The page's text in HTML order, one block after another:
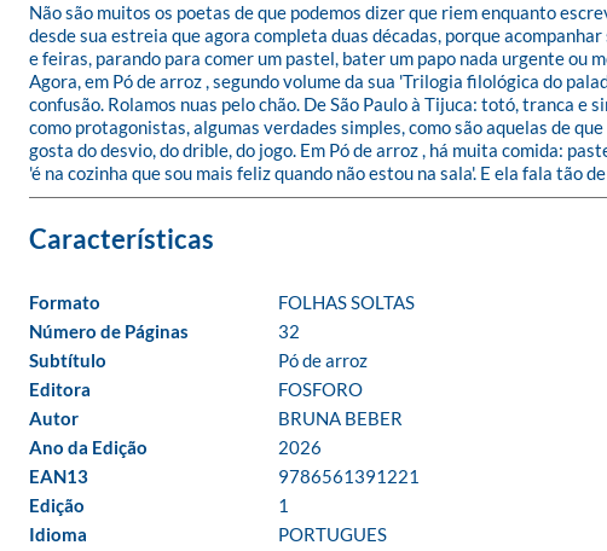
Não são muitos os poetas de que podemos dizer que riem enquanto
desde sua estreia que agora completa duas décadas, porque
e feiras, parando para comer um pastel, bater um papo nada urgente ou
Agora, em Pó de arroz , segundo volume da sua 'Trilogia filológica do
confusão. Rolamos nuas pelo chão. De São Paulo à Tijuca: totó, tranca e
como protagonistas, algumas verdades simples, como são aquelas de
gosta do desvio, do drible, do jogo. Em Pó de arroz , há muita comida:
'é na cozinha que sou mais feliz quando não estou na sala'. E ela fala tão
Formato
FOLHAS SOLTAS
Número de Páginas
32
Subtítulo
Pó de arroz
Editora
FOSFORO
Autor
BRUNA BEBER
Ano da Edição
2026
EAN13
9786561391221
Edição
1
Idioma
PORTUGUES